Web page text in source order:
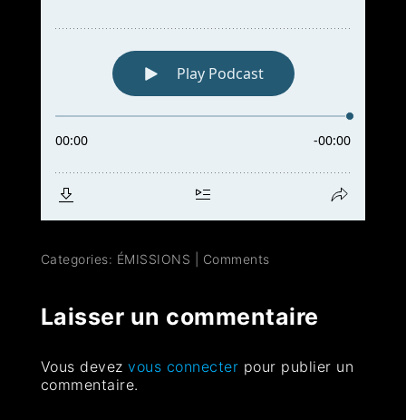
Categories: ÉMISSIONS Comments
Laisser un commentaire
Vous devezvous connecter pour publier un
commentaire.